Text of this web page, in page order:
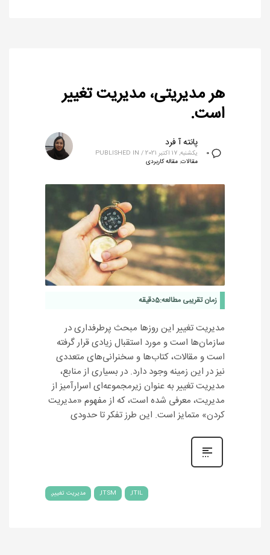
هر مدیریتی، مدیریت تغییر
است.
0
پانته آ فرد
یکشنبه, 17 اکتبر 2021 /
PUBLISHED IN
مقالات, مقاله کاربردی
زمان تقریبی مطالعه:5دقیقه
مدیریت تغییر این روزها مبحث پرطرفداری در
سازمان‌ها است و مورد استقبال زیادی قرار گرفته
است و مقالات، کتاب‌ها و سخنرانی‌های متعددی
نیز در این زمینه وجود دارد. در بسیاری از منابع،
مدیریت تغییر به عنوان زیرمجموعه‌ای اسرارآمیز از
مدیریت، معرفی شده است، که از مفهوم «مدیریت
کردن» متمایز است. این طرز تفکر تا حدودی
ITIL
ITSM مدیریت تغییر